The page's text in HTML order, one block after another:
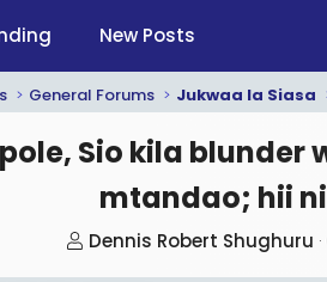
New Posts
General Forums Jukwaa la Siasa
Sio kila
mtandao; hii
T
Dennis Robert Shughuru